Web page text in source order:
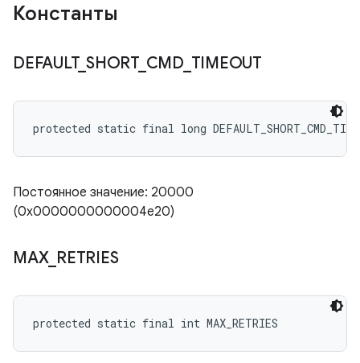
Константы
DEFAULT_ SHORT_ CMD_ TIMEOUT
protected static final long
Постоянное значение: 20000
(0x0000000000004e20)
MAX_ RETRIES
protected static final int MAX_RETRIES